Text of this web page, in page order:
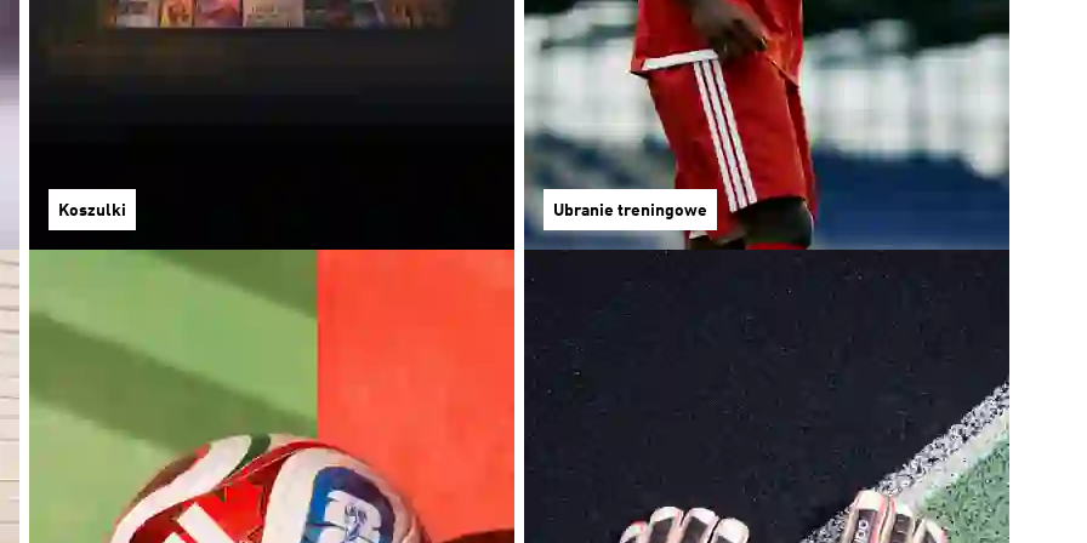
Koszulki Ubranie treningowe